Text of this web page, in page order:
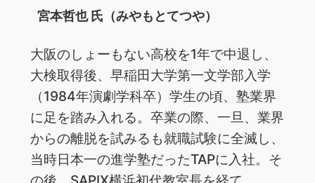
宮本哲也 氏（みやもとてつや）
大阪のしょーもない高校を1年で中退し、
大検取得後、早稲田大学第一文学部入学
（1984年演劇学科卒）学生の頃、塾業界
に足を踏み入れる。卒業の際、一旦、業界
からの離脱を試みるも就職試験に全滅し、
当時日本一の進学塾だったTAPに入社。そ